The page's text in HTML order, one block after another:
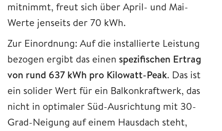
mitnimmt, freut sich über April- und Mai-
Werte jenseits der 70 kWh.
Zur Einordnung: Auf die installierte Leistung
bezogen ergibt das einen spezifischen Ertrag
von rund 637 kWh pro Kilowatt-Peak. Das ist
ein solider Wert für ein Balkonkraftwerk, das
nicht in optimaler Süd-Ausrichtung mit 30-
Grad-Neigung auf einem Hausdach steht,